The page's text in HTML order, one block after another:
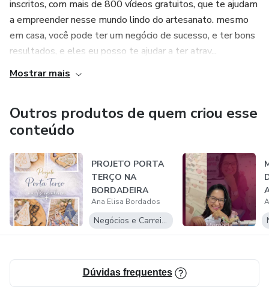
inscritos, com mais de 800 vídeos gratuitos, que te ajudam
a empreender nesse mundo lindo do artesanato. mesmo
em casa, você pode ter um negócio de sucesso, e ter bons
resultados, e eles eu posso te ajudar a ter atrav...
Mostrar mais
Outros produtos de quem criou esse
conteúdo
PROJETO PORTA
TERÇO NA
BORDADEIRA
Ana Elisa Bordados
Negócios e Carreira
Dúvidas frequentes